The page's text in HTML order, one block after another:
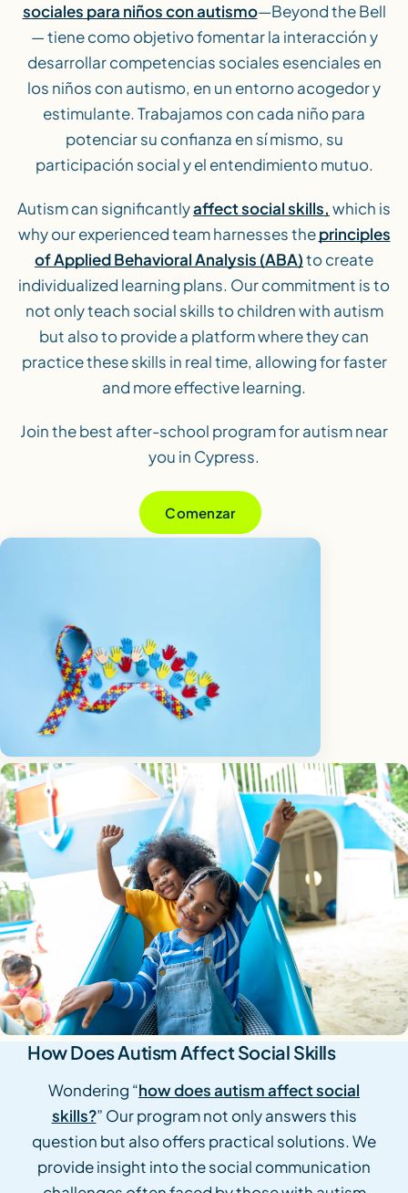
sociales para niños con autismo—Beyond the Bell
— tiene como objetivo fomentar la interacción y
desarrollar competencias sociales esenciales en
los niños con autismo, en un entorno acogedor y
estimulante. Trabajamos con cada niño para
potenciar su confianza en sí mismo, su
participación social y el entendimiento mutuo.
Autism can significantlyaffect social skills, which is
why our experienced team harnesses theprinciples
of Applied Behavioral Analysis (ABA)to create
individualized learning plans. Our commitment is to
not only teach social skills to children with autism
but also to provide a platform where they can
practice these skills in real time, allowing for faster
and more effective learning.
Join the best after-school program for autism near
you in Cypress.
Comenzar
How Does Autism Affect Social Skills
Wondering “how does autism affect social
skills?” Our program not only answers this
question but also offers practical solutions. We
provide insight into the social communication